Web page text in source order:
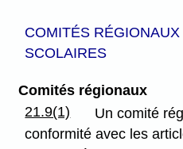
COMITÉS
SCOLAIRES
Comités régionaux
21.9(1)
Un comité
conformité avec les